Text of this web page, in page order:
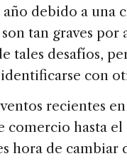
año debido a una
tan graves
tales desafíos,
con
recientes
comercio hasta
hora de cambiar